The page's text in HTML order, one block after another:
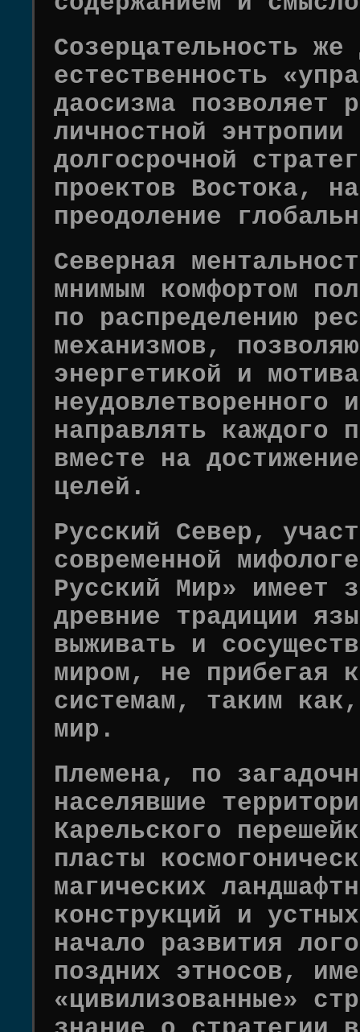
Созерцательность
естественность
даосизма позволяет
личностной энтропии
долгосрочной
проектов Востока,
преодоление
Северная
мнимым комфортом
по распределению
механизмов,
энергетикой и
неудовлетворенного
направлять каждого
вместе на
целей.
Русский Север,
современной
Русский Мир» имеет
древние традиции
выживать и
миром, не прибегая
системам, таким
мир.
Племена, по
населявшие
Карельского
пласты
магических
конструкций и
начало развития
поздних этносов,
«цивилизованные»